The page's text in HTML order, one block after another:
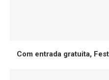
Com entrada gratuita,